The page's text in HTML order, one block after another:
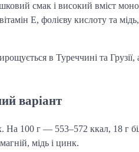
смак і високий вміст
E, фолієву кислоту та
в Туреччині та
варіант
100 г — 553–572 ккал, 18 г
мідь і цинк.